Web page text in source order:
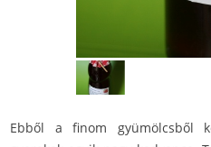
Ebből a finom gyümölcsből